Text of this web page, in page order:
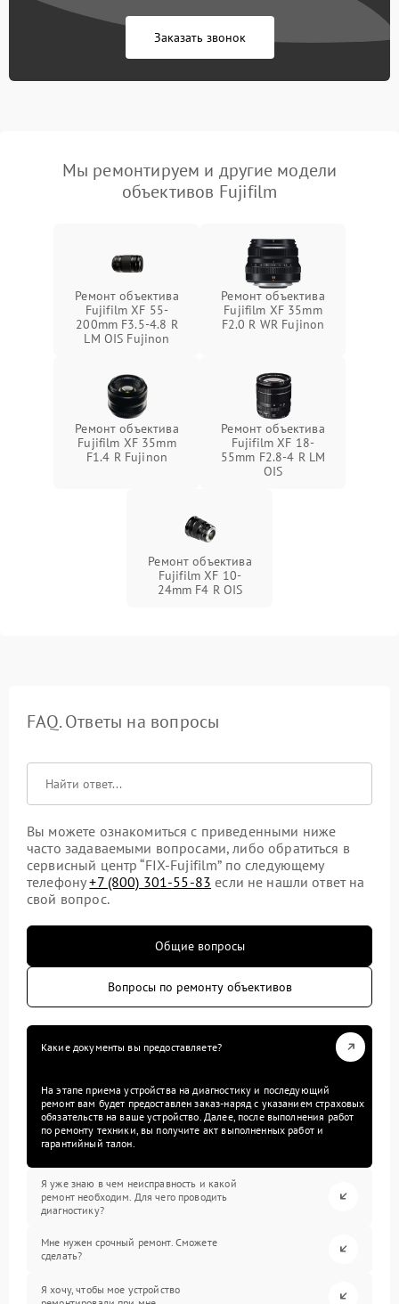
Заказать звонок
Мы ремонтируем и другие модели
объективов Fujifilm
Ремонт объектива
Fujifilm XF 55-
200mm F3.5-4.8 R
LM OIS Fujinon
Ремонт объектива
Fujifilm XF 35mm
F2.0 R WR Fujinon
Ремонт объектива
Fujifilm XF 35mm
F1.4 R Fujinon
Ремонт объектива
Fujifilm XF 18-
55mm F2.8-4 R LM
OIS
Ремонт объектива
Fujifilm XF 10-
24mm F4 R OIS
FAQ. Ответы на вопросы
Вы можете ознакомиться с приведенными ниже
часто задаваемыми вопросами, либо обратиться в
сервисный центр “FIX-Fujifilm” по следующему
телефону+7 (800) 301-55-83 если не нашли ответ на
свой вопрос.
Общие вопросы
Вопросы по ремонту объективов
Какие документы вы предоставляете?
На этапе приема устройства на диагностику и последующий
ремонт вам будет предоставлен заказ-наряд с указанием страховых
обязательств на ваше устройство. Далее, после выполнения работ
по ремонту техники, вы получите акт выполненных работ и
гарантийный талон.
Я уже знаю в чем неисправность и какой
ремонт необходим. Для чего проводить
диагностику?
Мне нужен срочный ремонт. Сможете
сделать?
Я хочу, чтобы мое устройство